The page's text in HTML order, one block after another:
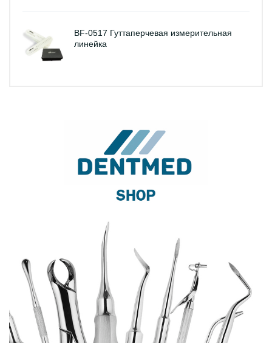
BF-0517 Гуттаперчевая измерительная
линейка